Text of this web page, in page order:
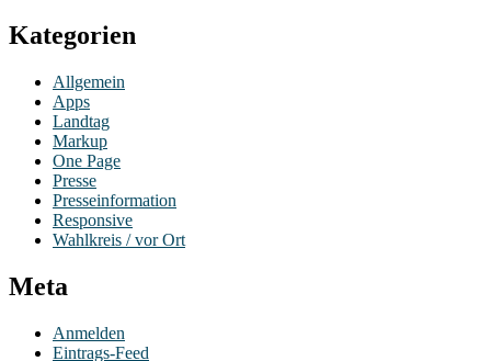
Kategorien
Allgemein
Apps
Landtag
Markup
One Page
Presse
Presseinformation
Responsive
Wahlkreis / vor Ort
Meta
Anmelden
Eintrags-Feed